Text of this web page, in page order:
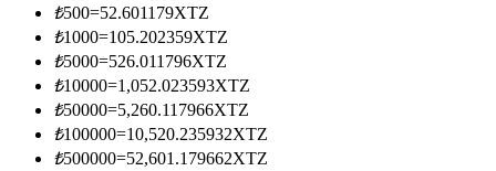
Informação
Análise de big data, incluindo informações comerciais, etc.
₺500=52.601179XTZ
₺1000=105.202359XTZ
₺5000=526.011796XTZ
₺10000=1,052.023593XTZ
₺50000=5,260.117966XTZ
₺100000=10,520.235932XTZ
₺500000=52,601.179662XTZ